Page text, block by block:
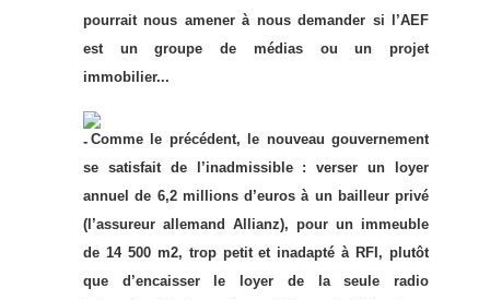
pourrait nous amener à nous demander si l’AEF
est un groupe de médias ou un projet
immobilier...
Comme le précédent, le nouveau gouvernement
se satisfait de l’inadmissible : verser un loyer
annuel de 6,2 millions d’euros à un bailleur privé
(l’assureur allemand Allianz), pour un immeuble
de 14 500 m2, trop petit et inadapté à RFI, plutôt
que d’encaisser le loyer de la seule radio